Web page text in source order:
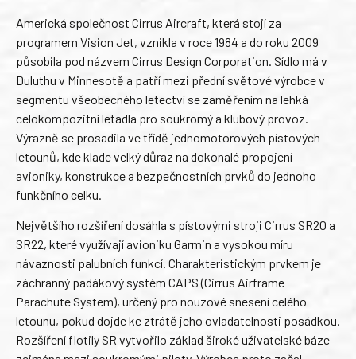
Americká společnost Cirrus Aircraft, která stojí za
programem Vision Jet, vznikla v roce 1984 a do roku 2009
působila pod názvem Cirrus Design Corporation. Sídlo má v
Duluthu v Minnesotě a patří mezi přední světové výrobce v
segmentu všeobecného letectví se zaměřením na lehká
celokompozitní letadla pro soukromý a klubový provoz.
Výrazně se prosadila ve třídě jednomotorových pístových
letounů, kde klade velký důraz na dokonalé propojení
avioniky, konstrukce a bezpečnostních prvků do jednoho
funkčního celku.
Největšího rozšíření dosáhla s pístovými stroji Cirrus SR20 a
SR22, které využívají avioniku Garmin a vysokou míru
návaznosti palubních funkcí. Charakteristickým prvkem je
záchranný padákový systém CAPS (Cirrus Airframe
Parachute System), určený pro nouzové snesení celého
letounu, pokud dojde ke ztrátě jeho ovladatelnosti posádkou.
Rozšíření flotily SR vytvořilo základ široké uživatelské báze